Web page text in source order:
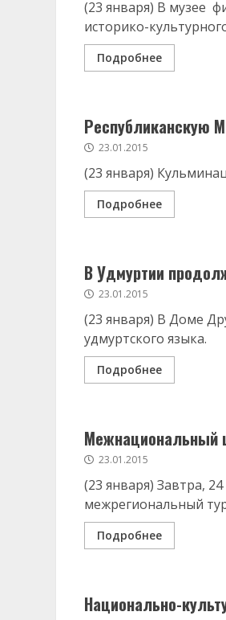
(23 января) В музее
историко-
Подробнее
Республиканскую
23.01.2015
(23 января)
Подробнее
В Удмуртии
23.01.2015
(23 января) В Доме
удмуртского языка.
Подробнее
Межнациональный
23.01.2015
(23 января) Завтра,
межрегиональный
Подробнее
Национально-